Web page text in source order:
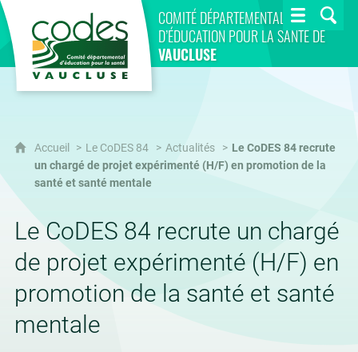
COMITÉ DÉPARTEMENTAL
D’ÉDUCATION POUR LA SANTÉ DE
VAUCLUSE
CoDES 84
Accueil Le CoDES 84 Actualités
Le CoDES 84 recrute
un chargé de projet expérimenté (H/F) en promotion de la
santé et santé mentale
Le CoDES 84 recrute un chargé
de projet expérimenté (H/F) en
promotion de la santé et santé
mentale